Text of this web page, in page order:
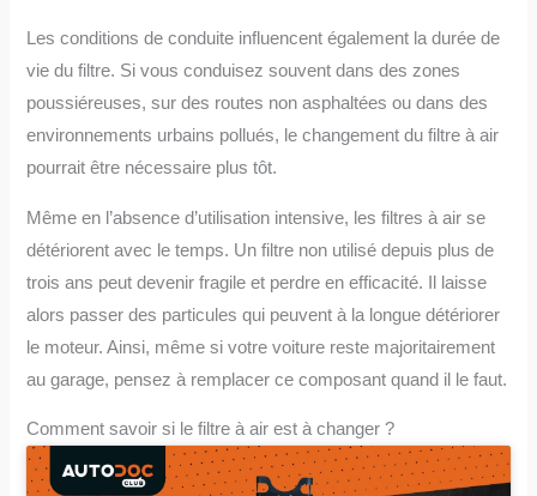
Les conditions de conduite influencent également la durée de
vie du filtre. Si vous conduisez souvent dans des zones
poussiéreuses, sur des routes non asphaltées ou dans des
environnements urbains pollués, le changement du filtre à air
pourrait être nécessaire plus tôt.
Même en l’absence d’utilisation intensive, les filtres à air se
détériorent avec le temps. Un filtre non utilisé depuis plus de
trois ans peut devenir fragile et perdre en efficacité. Il laisse
alors passer des particules qui peuvent à la longue détériorer
le moteur. Ainsi, même si votre voiture reste majoritairement
au garage, pensez à remplacer ce composant quand il le faut.
Comment savoir si le filtre à air est à changer ?